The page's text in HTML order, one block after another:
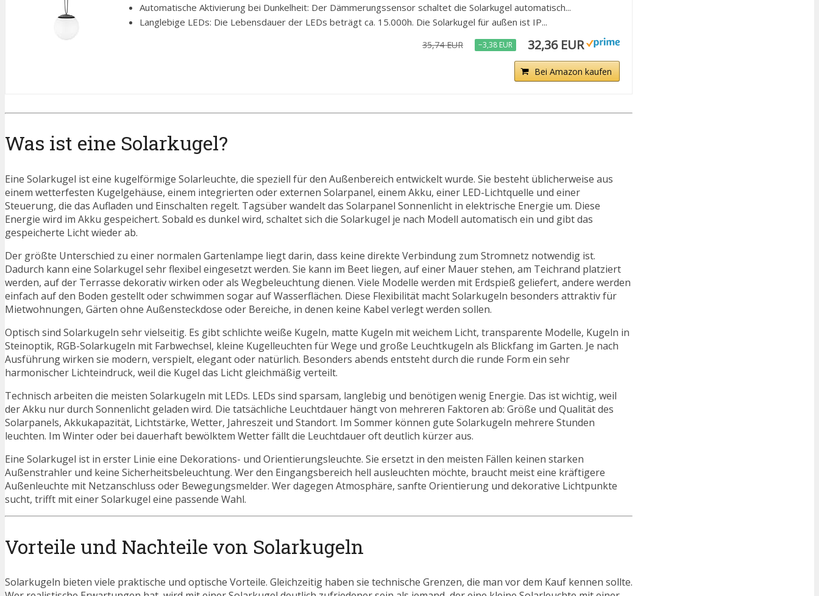
Automatische Aktivierung bei Dunkelheit: Der Dämmerungssensor schaltet die Solarkugel automatisch...
Langlebige LEDs: Die Lebensdauer der LEDs beträgt ca. 15.000h. Die Solarkugel für außen ist IP...
35,74 EUR −3,38 EUR 32,36 EUR
Bei Amazon kaufen
Was ist eine Solarkugel?
Eine Solarkugel ist eine kugelförmige Solarleuchte, die speziell für den Außenbereich entwickelt wurde. Sie besteht üblicherweise aus
einem wetterfesten Kugelgehäuse, einem integrierten oder externen Solarpanel, einem Akku, einer LED-Lichtquelle und einer
Steuerung, die das Aufladen und Einschalten regelt. Tagsüber wandelt das Solarpanel Sonnenlicht in elektrische Energie um. Diese
Energie wird im Akku gespeichert. Sobald es dunkel wird, schaltet sich die Solarkugel je nach Modell automatisch ein und gibt das
gespeicherte Licht wieder ab.
Der größte Unterschied zu einer normalen Gartenlampe liegt darin, dass keine direkte Verbindung zum Stromnetz notwendig ist.
Dadurch kann eine Solarkugel sehr flexibel eingesetzt werden. Sie kann im Beet liegen, auf einer Mauer stehen, am Teichrand platziert
werden, auf der Terrasse dekorativ wirken oder als Wegbeleuchtung dienen. Viele Modelle werden mit Erdspieß geliefert, andere werden
einfach auf den Boden gestellt oder schwimmen sogar auf Wasserflächen. Diese Flexibilität macht Solarkugeln besonders attraktiv für
Mietwohnungen, Gärten ohne Außensteckdose oder Bereiche, in denen keine Kabel verlegt werden sollen.
Optisch sind Solarkugeln sehr vielseitig. Es gibt schlichte weiße Kugeln, matte Kugeln mit weichem Licht, transparente Modelle, Kugeln in
Steinoptik, RGB-Solarkugeln mit Farbwechsel, kleine Kugelleuchten für Wege und große Leuchtkugeln als Blickfang im Garten. Je nach
Ausführung wirken sie modern, verspielt, elegant oder natürlich. Besonders abends entsteht durch die runde Form ein sehr
harmonischer Lichteindruck, weil die Kugel das Licht gleichmäßig verteilt.
Technisch arbeiten die meisten Solarkugeln mit LEDs. LEDs sind sparsam, langlebig und benötigen wenig Energie. Das ist wichtig, weil
der Akku nur durch Sonnenlicht geladen wird. Die tatsächliche Leuchtdauer hängt von mehreren Faktoren ab: Größe und Qualität des
Solarpanels, Akkukapazität, Lichtstärke, Wetter, Jahreszeit und Standort. Im Sommer können gute Solarkugeln mehrere Stunden
leuchten. Im Winter oder bei dauerhaft bewölktem Wetter fällt die Leuchtdauer oft deutlich kürzer aus.
Eine Solarkugel ist in erster Linie eine Dekorations- und Orientierungsleuchte. Sie ersetzt in den meisten Fällen keinen starken
Außenstrahler und keine Sicherheitsbeleuchtung. Wer den Eingangsbereich hell ausleuchten möchte, braucht meist eine kräftigere
Außenleuchte mit Netzanschluss oder Bewegungsmelder. Wer dagegen Atmosphäre, sanfte Orientierung und dekorative Lichtpunkte
sucht, trifft mit einer Solarkugel eine passende Wahl.
Vorteile und Nachteile von Solarkugeln
Solarkugeln bieten viele praktische und optische Vorteile. Gleichzeitig haben sie technische Grenzen, die man vor dem Kauf kennen sollte.